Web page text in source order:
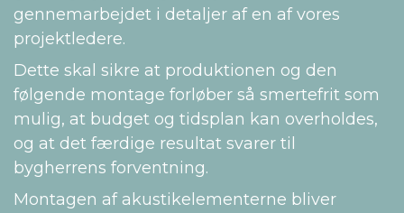
gennemarbejdet i detaljer af en af vores
projektledere.
Dette skal sikre at produktionen og den
følgende montage forløber så smertefrit som
mulig, at budget og tidsplan kan overholdes,
og at det færdige resultat svarer til
bygherrens forventning.
Montagen af akustikelementerne bliver